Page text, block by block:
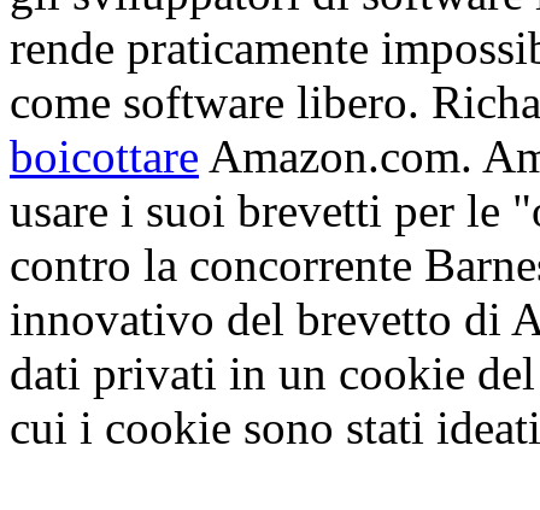
rende praticamente
come software libero.
boicottare Amazon.com.
usare i suoi brevetti per le
contro la concorrente
innovativo del brevetto di
dati privati in un cookie
cui i cookie sono stati